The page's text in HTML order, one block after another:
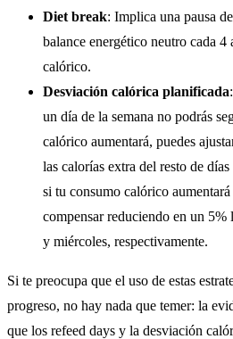
Diet break: Implica una pausa
balance energético neutro cada 4
calórico.
Desviación calórica planificada
un día de la semana no podrás
calórico aumentará, puedes
las calorías extra del resto de
si tu consumo calórico
compensar reduciendo en un 5%
y miércoles, respectivamente.
Si te preocupa que el uso de estas
progreso, no hay nada que temer: la
que los refeed days y la desviación